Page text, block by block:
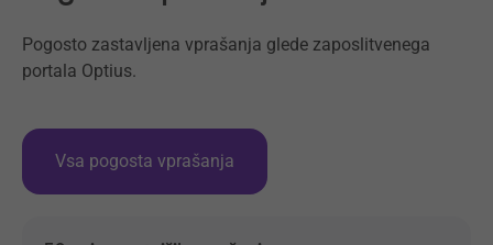
Pogosto zastavljena vprašanja glede zaposlitvenega
portala Optius.
Vsa pogosta vprašanja